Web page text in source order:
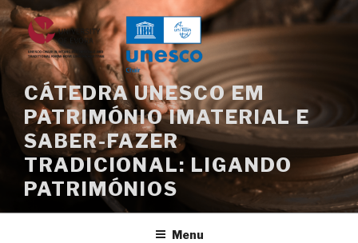
Skip
to
content
CÁTEDRA UNESCO EM
PATRIMÓNIO IMATERIAL E
SABER-FAZER
TRADICIONAL: LIGANDO
PATRIMÓNIOS
Menu